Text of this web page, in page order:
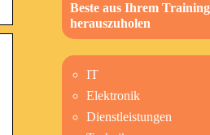
Beste aus Ihrem Training
herauszuholen
IT
Elektronik
Dienstleistungen